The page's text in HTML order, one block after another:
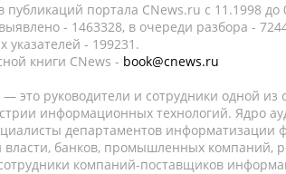
публикаций портала CNews.ru c 11.1998 до
- 1463328, в очереди разбора -
указателей - 199231.
книги CNews - book@cnews.ru
— это руководители и сотрудники одной
информационных технологий. Ядро
департаментов информатизации
власти, банков, промышленных компаний,
компаний-поставщиков